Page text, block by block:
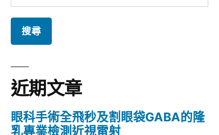
尋
鍵
字:
近期文章
眼科手術全飛秒及割眼袋GABA的隆
乳專業檢測近視雷射